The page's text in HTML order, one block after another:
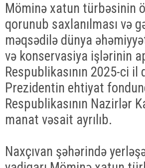
Möminə xatun türbəsinin
qorunub saxlanılması və
məqsədilə dünya
və konservasiya işlərinin
Respublikasının 2025-ci
Prezidentin ehtiyat
Respublikasının Nazirlər
manat vəsait ayrılıb.
Naxçıvan şəhərində